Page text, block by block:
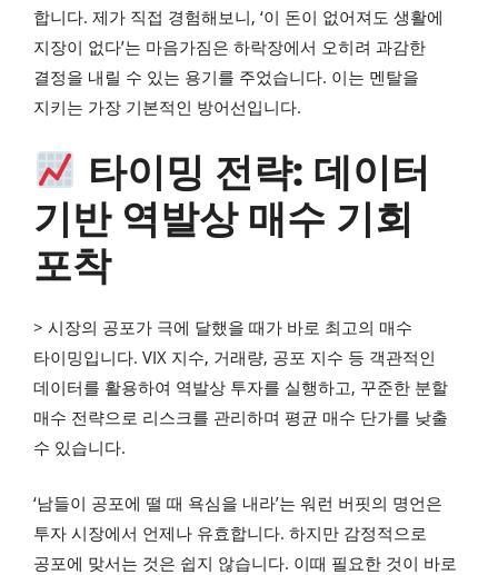
합니다. 제가 직접 경험해보니, ‘이 돈이 없어져도 생활에
지장이 없다’는 마음가짐은 하락장에서 오히려 과감한
결정을 내릴 수 있는 용기를 주었습니다. 이는 멘탈을
지키는 가장 기본적인 방어선입니다.
타이밍 전략: 데이터
기반 역발상 매수 기회
포착
> 시장의 공포가 극에 달했을 때가 바로 최고의 매수
타이밍입니다. VIX 지수, 거래량, 공포 지수 등 객관적인
데이터를 활용하여 역발상 투자를 실행하고, 꾸준한 분할
매수 전략으로 리스크를 관리하며 평균 매수 단가를 낮출
수 있습니다.
‘남들이 공포에 떨 때 욕심을 내라’는 워런 버핏의 명언은
투자 시장에서 언제나 유효합니다. 하지만 감정적으로
공포에 맞서는 것은 쉽지 않습니다. 이때 필요한 것이 바로